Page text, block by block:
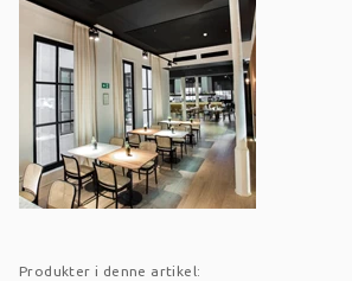
Produkter i denne artikel: